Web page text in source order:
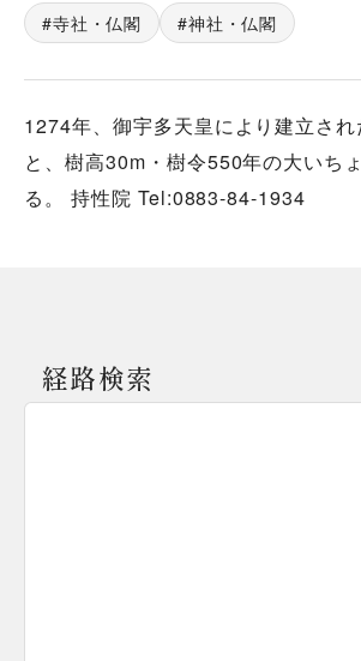
寺社・仏閣 神社・仏閣
1274年、御宇多天皇により建立さ
と、樹高30m・樹令550年の大いち
る。 持性院 Tel:0883-84-1934
経路検索